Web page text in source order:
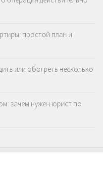
простой план и
или обогреть несколько
зачем нужен юрист по